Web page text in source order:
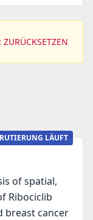
ZURÜCKSETZEN
LÄUFT
of spatial,
Ribociclib
breast cancer